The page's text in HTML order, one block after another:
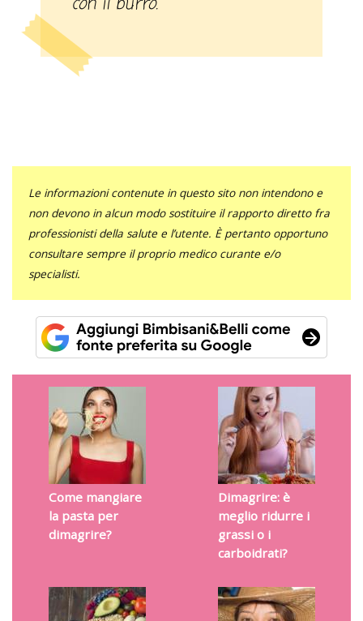
Le informazioni contenute in questo sito non intendono e
non devono in alcun modo sostituire il rapporto diretto fra
professionisti della salute e l’utente. È pertanto opportuno
consultare sempre il proprio medico curante e/o
specialisti.
Come mangiare
la pasta per
dimagrire?
Dimagrire: è
meglio ridurre i
grassi o i
carboidrati?